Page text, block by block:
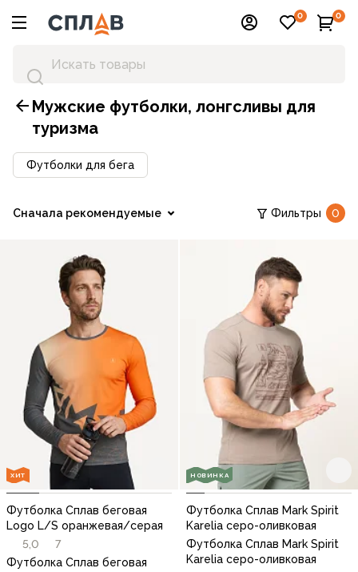
0 0
Мужские футболки, лонгсливы для
туризма
Футболки для бега
Сначала рекомендуемые Фильтры 0
ХИТ
Футболка Сплав беговая
Logo L/S оранжевая/серая
5,0
7
Футболка Сплав беговая
НОВИНКА
Футболка Сплав Mark Spirit
Karelia серо-оливковая
Футболка Сплав Mark Spirit
Karelia серо-оливковая